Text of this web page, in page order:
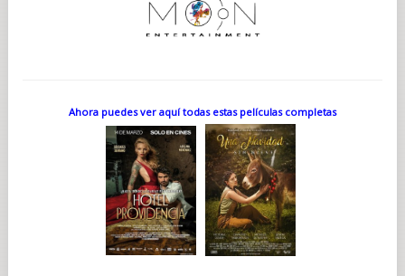
Ahora puedes ver aquí todas estas películas completas